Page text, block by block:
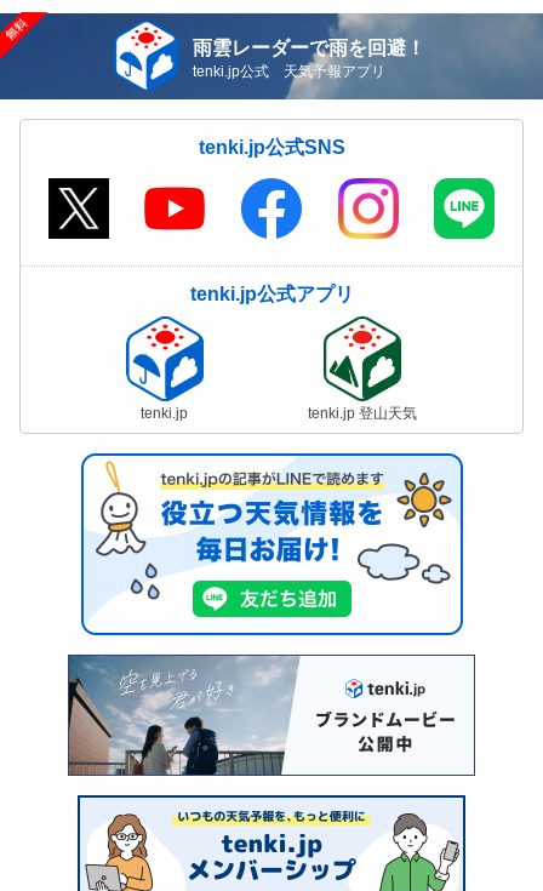
雨雲レーダーで雨を回避！
tenki.jp公式 天気予報アプリ
tenki.jp公式SNS
tenki.jp公式アプリ
tenki.jp tenki.jp 登山天気